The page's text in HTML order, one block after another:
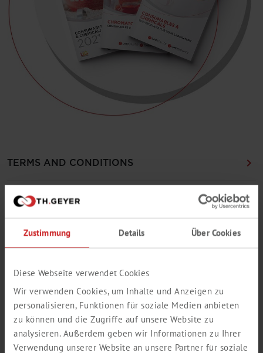
Zustimmung Details Über Cookies
Diese Webseite verwendet Cookies
Wir verwenden Cookies, um Inhalte und Anzeigen zu
personalisieren, Funktionen für soziale Medien anbieten
zu können und die Zugriffe auf unsere Website zu
analysieren. Außerdem geben wir Informationen zu Ihrer
Verwendung unserer Website an unsere Partner für soziale
TERMS AND CONDITIONS
GENERAL END CUSTOMER DECLARATION
FEEDBACK FORM FOR BIOSOLUTE® SAMPLE
TEST
RETURNS FORM
FEEDBACK FORM FOR CHEMSOLUTE® SAMPLE
TEST